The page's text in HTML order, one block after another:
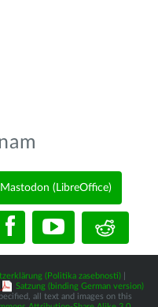
Mastodon (LibreOffice)
(Politika zasebnosti)|
Satzung (binding German version)
all text and images on this